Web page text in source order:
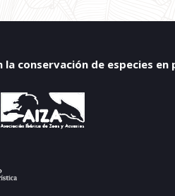
la conservación de especies